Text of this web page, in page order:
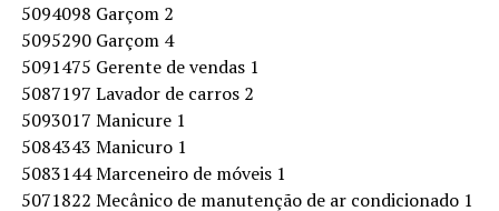
5094098 Garçom 2
5095290 Garçom 4
5091475 Gerente de vendas 1
5087197 Lavador de carros 2
5093017 Manicure 1
5084343 Manicuro 1
5083144 Marceneiro de móveis 1
5071822 Mecânico de manutenção de ar condicionado 1